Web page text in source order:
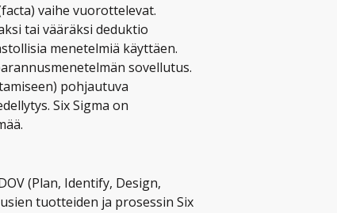
vaihe vuorottelevat.
tai vääräksi deduktio
menetelmiä käyttäen.
sovellutus.
pohjautuva
Six Sigma on
(Plan, Identify, Design,
tuotteiden ja prosessin Six